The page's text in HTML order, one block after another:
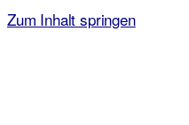
Zum Inhalt springen